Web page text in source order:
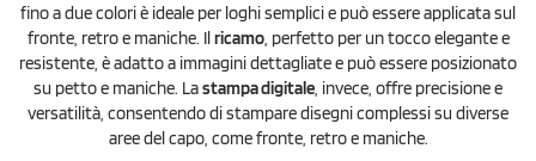
fino a due colori è ideale per loghi semplici e può essere applicata sul
fronte, retro e maniche. Ilricamo, perfetto per un tocco elegante e
resistente, è adatto a immagini dettagliate e può essere posizionato
su petto e maniche. Lastampa digitale, invece, offre precisione e
versatilità, consentendo di stampare disegni complessi su diverse
aree del capo, come fronte, retro e maniche.